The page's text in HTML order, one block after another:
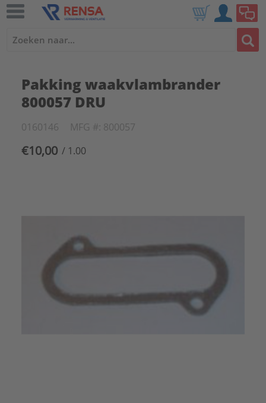
Pakking waakvlambrander
800057 DRU
0160146 MFG #: 800057
€10,00 / 1.00